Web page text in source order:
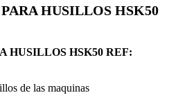
HUSILLOS HSK50
HUSILLOS HSK50 REF:
de las maquinas